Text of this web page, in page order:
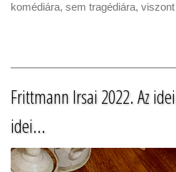
komédiára, sem tragédiára,
Frittmann Irsai 2022. Az
idei...